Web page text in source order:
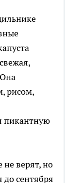
рисом,
пикантную
верят, но
до сентября